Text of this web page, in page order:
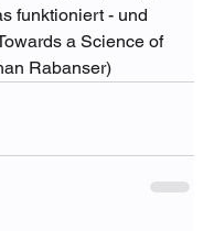
funktioniert - und
a Science of
Rabanser)